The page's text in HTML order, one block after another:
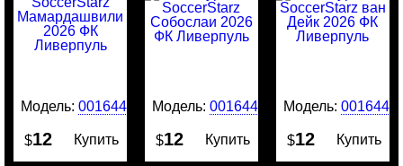
Модель:0016449
$12 Купить
Модель:0016448
$12 Купить
Модель: 0016446
$12 Купить